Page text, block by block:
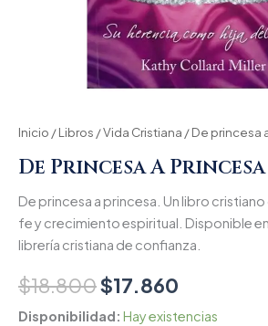
Inicio /Libros /Vida Cristiana / De princesa
De Princesa A Princesa
De princesa a princesa. Un libro
fe y crecimiento espiritual. Disponible
librería cristiana de confianza.
$18.800$17.860
Disponibilidad: Hay existencias